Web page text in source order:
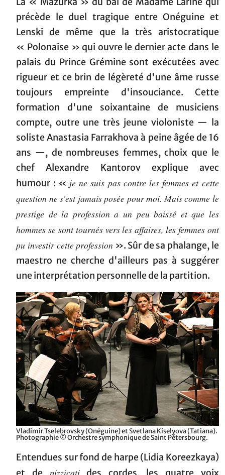
précède le duel tragique entre Onéguine et
Lenski de même que la très aristocratique
« Polonaise » qui ouvre le dernier acte dans le
palais du Prince Grémine sont exécutées avec
rigueur et ce brin de légèreté d'une âme russe
toujours empreinte d'insouciance. Cette
formation d'une soixantaine de musiciens
compte, outre une très jeune violoniste — la
soliste Anastasia Farrakhova à peine âgée de 16
ans —, de nombreuses femmes, choix que le
chef Alexandre Kantorov explique avec
humour : « je ne suis pas contre les femmes et cette
question ne s'est jamais posée pour moi. Mais comme le
prestige de la profession a un peu baissé et que les
hommes se sont tournés vers les affaires, les femmes ont
pu investir cette profession ». Sûr de sa phalange, le
maestro ne cherche d'ailleurs pas à suggérer
une interprétation personnelle de la partition.
Vladimir Tselebrovsky (Onéguine) et Svetlana Kiselyova (Tatiana).
Photographie © Orchestre symphonique de Saint Pétersbourg.
Entendues sur fond de harpe (Lidia Koreezkaya)
pizzicati